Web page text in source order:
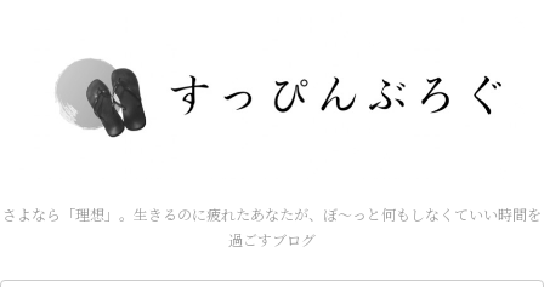
さよなら「理想」。生きるのに疲れたあなたが、ぼ～っと何もしなくていい時間を
過ごすブログ